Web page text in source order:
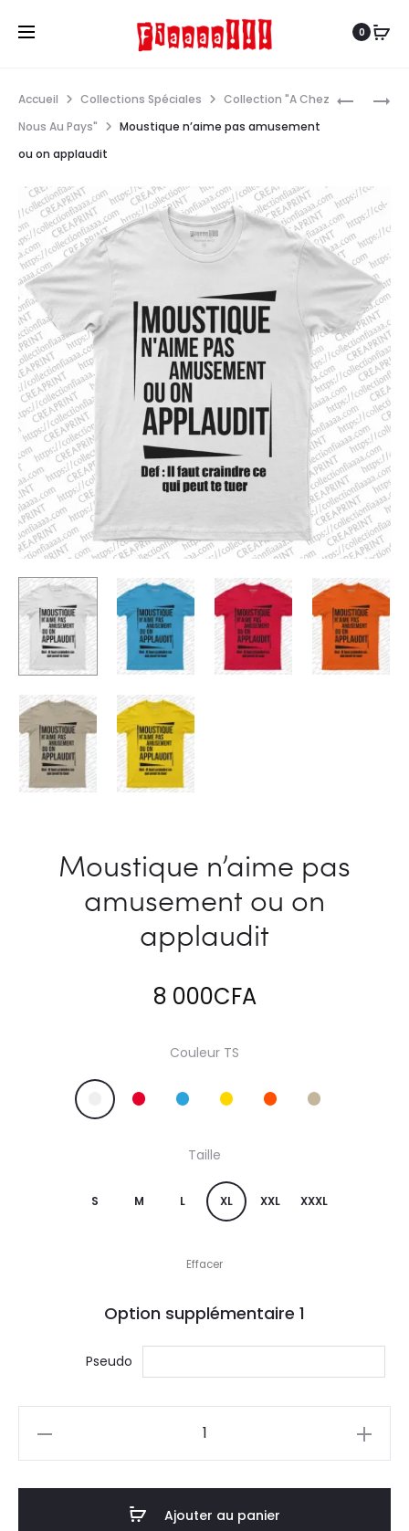
0
POISSON
MAIS
ON
PEU
LE
NOYER
Accueil Collections Spéciales
Collection "A Chez
Nous Au Pays"
Moustique n’aime pas amusement
ou on applaudit
Moustique n’aime pas
amusement ou on
applaudit
8 000CFA
Couleur TS
Taille
S M L XL XXL XXXL
Effacer
Option supplémentaire 1
Pseudo
Ajouter au panier